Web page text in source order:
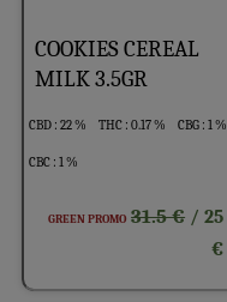
COOKIES CEREAL
MILK 3.5GR
CBD : 22 % THC : 0.17 % CBG : 1 %
CBC : 1 %
GREEN PROMO 31.5 € / 25
€